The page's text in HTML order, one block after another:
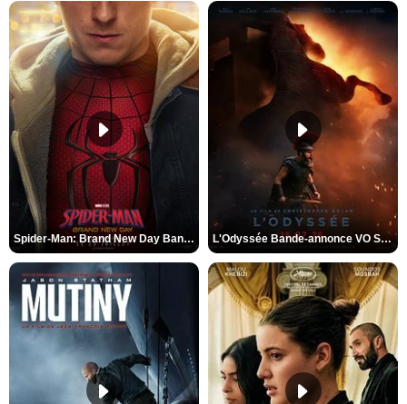
Spider-Man: Brand New Day Bande-annonce VO STFR L'Odyssée Bande-annonce VO STFR